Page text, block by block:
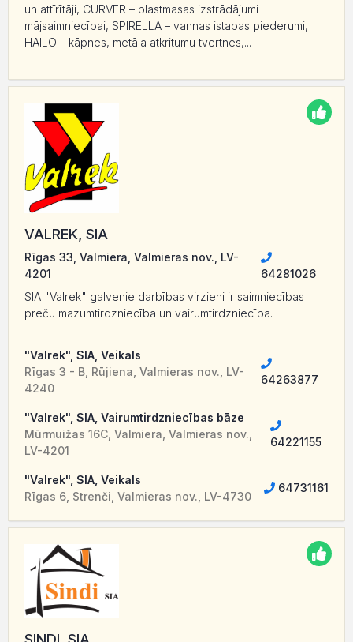
un attīrītāji, CURVER – plastmasas izstrādājumi
mājsaimniecībai, SPIRELLA – vannas istabas piederumi,
HAILO – kāpnes, metāla atkritumu tvertnes,...
VALREK, SIA
Rīgas 33, Valmiera, Valmieras nov., LV-
4201
64281026
SIA "Valrek" galvenie darbības virzieni ir saimniecības
preču mazumtirdzniecība un vairumtirdzniecība.
"Valrek", SIA, Veikals
Rīgas 3 - B, Rūjiena, Valmieras nov., LV-
4240
64263877
"Valrek", SIA, Vairumtirdzniecības bāze
Mūrmuižas 16C, Valmiera, Valmieras nov.,
LV-4201
64221155
"Valrek", SIA, Veikals
Rīgas 6, Strenči, Valmieras nov., LV-4730
64731161